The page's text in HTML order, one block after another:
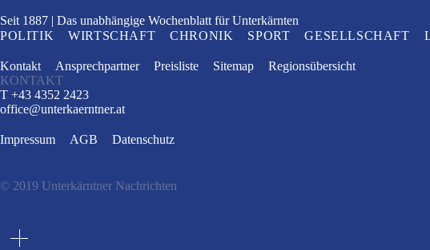
Seit 1887 Das unabhängige Wochenblatt für Unterkärnten
POLITIK
WIRTSCHAFT CHRONIK SPORT GESELLSCHAFT
Kontakt Ansprechpartner Preisliste Sitemap
Regionsübersicht
KONTAKT
T +43 4352 2423
office@unterkaerntner.at
Impressum AGB Datenschutz
© 2019 Unterkärntner Nachrichten